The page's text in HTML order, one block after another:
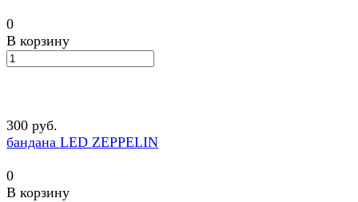
0
В корзину
300 руб.
бандана LED ZEPPELIN
0
В корзину